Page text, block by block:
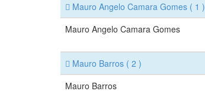
Mauro Angelo Camara Gomes ( 1 )
Mauro Angelo Camara Gomes
Mauro Barros ( 2 )
Mauro Barros